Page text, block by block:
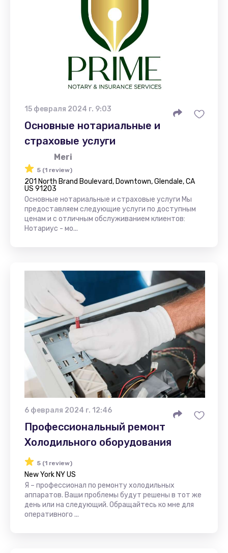
15 февраля 2024 г. 9:03
Основные нотариальные и
страховые услуги
Meri
5 (1 review)
201 North Brand Boulevard, Downtown, Glendale, CA
US 91203
Основные нотариальные и страховые услуги Мы
предоставляем следующие услуги по доступным
ценам и с отличным обслуживанием клиентов:
Нотариус - мо...
6 февраля 2024 г. 12:46
Профессиональный ремонт
Холодильного оборудования
5 (1 review)
New York NY US
Я – профессионал по ремонту холодильных
аппаратов. Ваши проблемы будут решены в тот же
день или на следующий. Обращайтесь ко мне для
оперативного ...